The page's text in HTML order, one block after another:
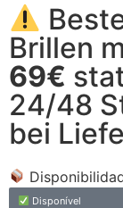
Brillen
69€
24/48
bei
Disponível